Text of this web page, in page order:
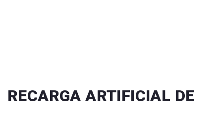
RECARGA ARTIFICIAL DE